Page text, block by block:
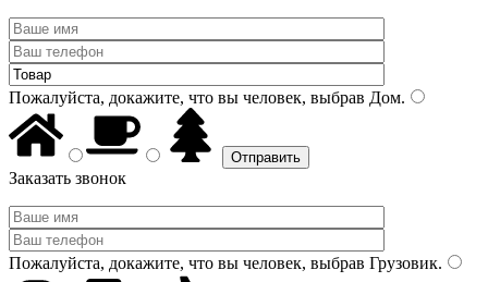
Пожалуйста, докажите, что вы человек, выбрав Дом.
Заказать звонок
Пожалуйста, докажите, что вы человек, выбрав Грузовик.